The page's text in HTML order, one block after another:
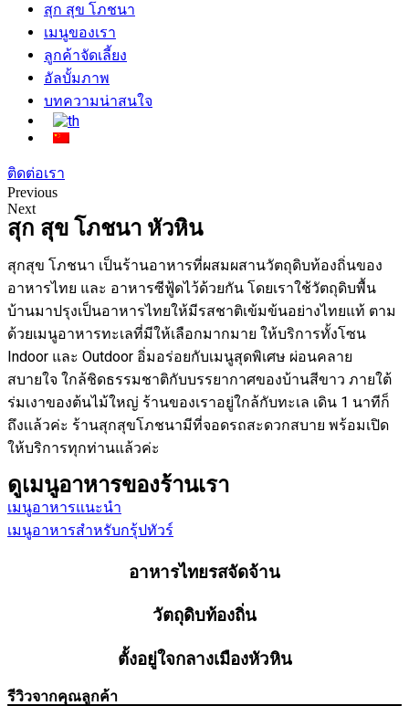
สุก สุข โภชนา
เมนูของเรา
ลูกค้าจัดเลี้ยง
อัลบั้มภาพ
บทความน่าสนใจ
ติดต่อเรา
Previous
Next
สุก สุข โภชนา หัวหิน
สุกสุข โภชนา เป็นร้านอาหารที่ผสมผสานวัตถุดิบท้องถิ่นของ
อาหารไทย และ อาหารซีฟู้ดไว้ด้วยกัน โดยเราใช้วัตถุดิบพื้น
บ้านมาปรุงเป็นอาหารไทยให้มีรสชาติเข้มข้นอย่างไทยแท้ ตาม
ด้วยเมนูอาหารทะเลที่มีให้เลือกมากมาย ให้บริการทั้งโซน
Indoor และ Outdoor อิ่มอร่อยกับเมนูสุดพิเศษ ผ่อนคลาย
สบายใจ ใกล้ชิดธรรมชาติกับบรรยากาศของบ้านสีขาว ภายใต้
ร่มเงาของต้นไม้ใหญ่ ร้านของเราอยู่ใกล้กับทะเล เดิน 1 นาทีก็
ถึงเเล้วค่ะ ร้านสุกสุขโภชนามีที่จอดรถสะดวกสบาย พร้อมเปิด
ให้บริการทุกท่านแล้วค่ะ
ดูเมนูอาหารของร้านเรา
เมนูอาหารแนะนำ
เมนูอาหารสำหรับกรุ้ปทัวร์
อาหารไทยรสจัดจ้าน
วัตถุดิบท้องถิ่น
ตั้งอยู่ใจกลางเมืองหัวหิน
รีวิวจากคุณลูกค้า